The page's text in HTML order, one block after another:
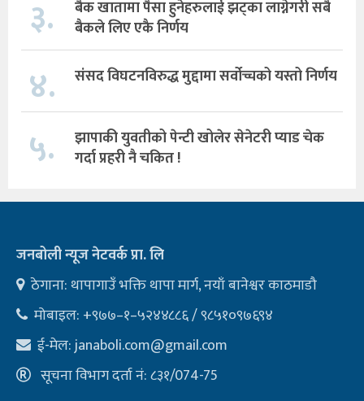
३.
बैक खातामा पैसा हुनेहरुलाई झट्का लाग्नेगरी सबै
बैकले लिए एकै निर्णय
४. संसद विघटनविरुद्ध मुद्दामा सर्वोच्चको यस्तो निर्णय
५.
झापाकी युवतीको पेन्टी खोलेर सेनेटरी प्याड चेक
गर्दा प्रहरी नै चकित !
जनबोली न्यूज नेटवर्क प्रा. लि
ठेगाना: थापागाउँ भक्ति थापा मार्ग, नयाँ बानेश्वर काठमाडौ
मोबाइल: +९७७–१–५२४४८८६ / ९८५१०९७६९४
ई-मेल:janaboli.com@gmail.com
सूचना विभाग दर्ता नं: ८३१/074-75